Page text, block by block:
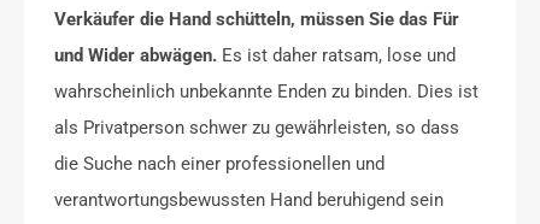
Verkäufer die Hand schütteln, müssen Sie das Für
und Wider abwägen. Es ist daher ratsam, lose und
wahrscheinlich unbekannte Enden zu binden. Dies ist
als Privatperson schwer zu gewährleisten, so dass
die Suche nach einer professionellen und
verantwortungsbewussten Hand beruhigend sein